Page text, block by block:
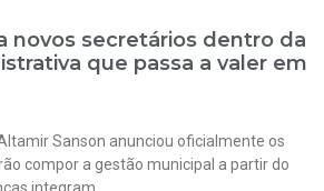
novos secretários dentro da
que passa a valer em
Sanson anunciou oficialmente os
compor a gestão municipal a partir do
integram